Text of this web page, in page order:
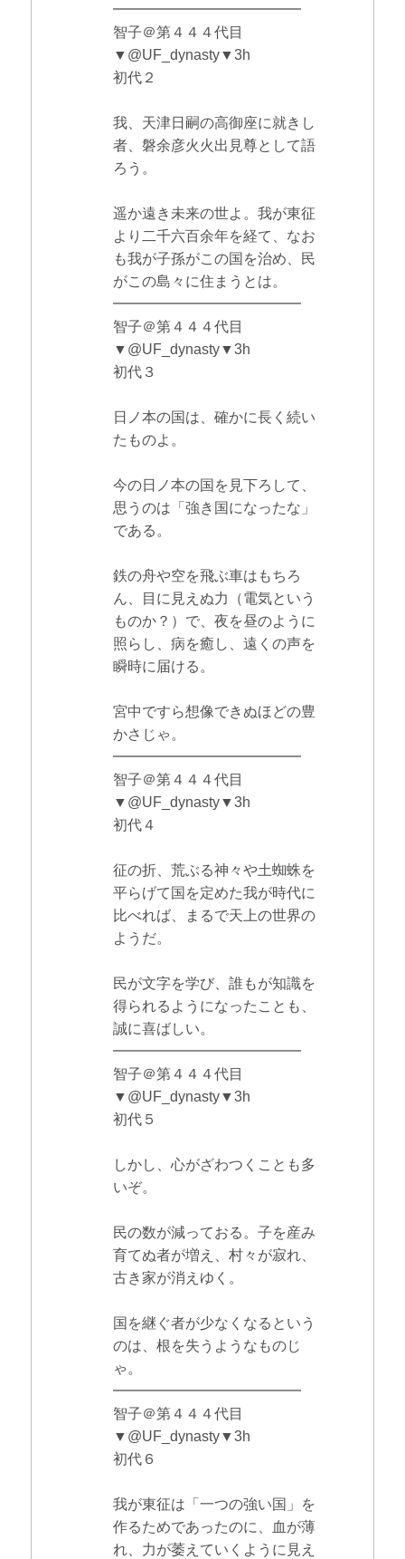
━━━━━━━━━━━━━
智子＠第４４４代目
▼@UF_dynasty▼3h
初代２
我、天津日嗣の高御座に就きし
者、磐余彦火火出見尊として語
ろう。
遥か遠き未来の世よ。我が東征
より二千六百余年を経て、なお
も我が子孫がこの国を治め、民
がこの島々に住まうとは。
━━━━━━━━━━━━━
智子＠第４４４代目
▼@UF_dynasty▼3h
初代３
日ノ本の国は、確かに長く続い
たものよ。
今の日ノ本の国を見下ろして、
思うのは「強き国になったな」
である。
鉄の舟や空を飛ぶ車はもちろ
ん、目に見えぬ力（電気という
ものか？）で、夜を昼のように
照らし、病を癒し、遠くの声を
瞬時に届ける。
宮中ですら想像できぬほどの豊
かさじゃ。
━━━━━━━━━━━━━
智子＠第４４４代目
▼@UF_dynasty▼3h
初代４
征の折、荒ぶる神々や土蜘蛛を
平らげて国を定めた我が時代に
比べれば、まるで天上の世界の
ようだ。
民が文字を学び、誰もが知識を
得られるようになったことも、
誠に喜ばしい。
━━━━━━━━━━━━━
智子＠第４４４代目
▼@UF_dynasty▼3h
初代５
しかし、心がざわつくことも多
いぞ。
民の数が減っておる。子を産み
育てぬ者が増え、村々が寂れ、
古き家が消えゆく。
国を継ぐ者が少なくなるという
のは、根を失うようなものじ
ゃ。
━━━━━━━━━━━━━
智子＠第４４４代目
▼@UF_dynasty▼3h
初代６
我が東征は「一つの強い国」を
作るためであったのに、血が薄
れ、力が萎えていくように見え